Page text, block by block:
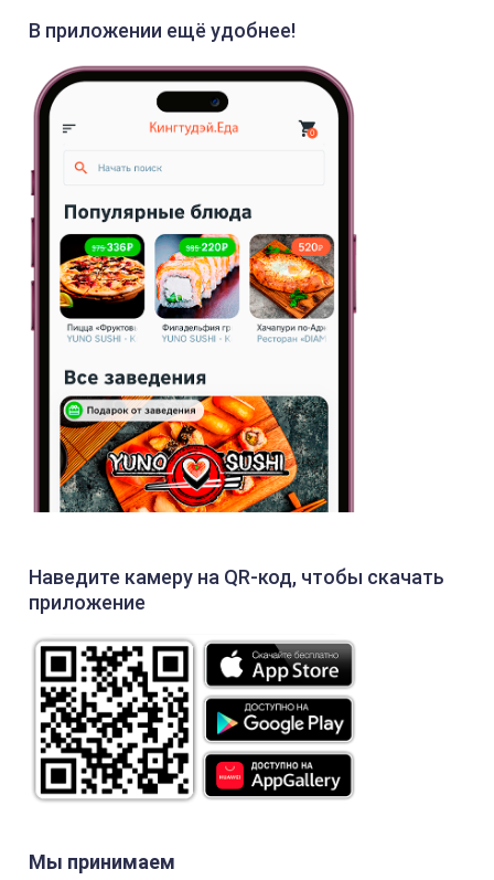
В приложении ещё удобнее!
Наведите камеру на QR-код, чтобы скачать
приложение
Мы принимаем